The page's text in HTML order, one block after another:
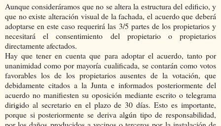
Aunque consideráramos que no se altera la estructura del edificio, y
que no existe alteración visual de la fachada, el acuerdo que deberá
adoptarse en este caso requerirá las 3/5 partes de los propietarios y
necesitará el consentimiento del propietario o propietarios
directamente afectados.
Hay que tener en cuenta que para adoptar el acuerdo, tanto por
unanimidad como por mayoría cualificada, se contarán como votos
favorables los de los propietarios ausentes de la votación, que
debidamente citados a la Junta e informados posteriormente del
acuerdo no manifiesten su oposición mediante escrito o telegrama
dirigido al secretario en el plazo de 30 días. Esto es importante,
porque si posteriormente se deriva algún tipo de responsabilidad,